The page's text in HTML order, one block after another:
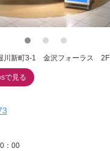
川新町3-1 金沢フォーラス 2F
で見る
：00